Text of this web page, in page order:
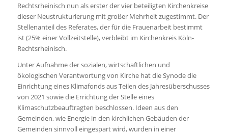
Rechtsrheinisch nun als erster der vier beteiligten Kirchenkreise
dieser Neustrukturierung mit großer Mehrheit zugestimmt. Der
Stellenanteil des Referates, der für die Frauenarbeit bestimmt
ist (25% einer Vollzeitstelle), verbleibt im Kirchenkreis Köln-
Rechtsrheinisch.
Unter Aufnahme der sozialen, wirtschaftlichen und
ökologischen Verantwortung von Kirche hat die Synode die
Einrichtung eines Klimafonds aus Teilen des Jahresüberschusses
von 2021 sowie die Errichtung der Stelle eines
Klimaschutzbeauftragten beschlossen. Ideen aus den
Gemeinden, wie Energie in den kirchlichen Gebäuden der
Gemeinden sinnvoll eingespart wird, wurden in einer